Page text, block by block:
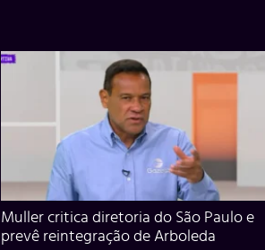
Muller critica diretoria do São Paulo e
prevê reintegração de Arboleda